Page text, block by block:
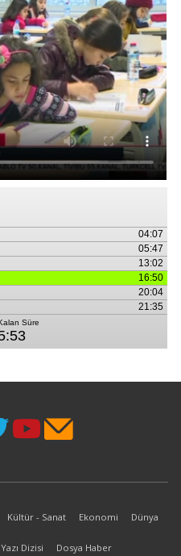
Kültür - Sanat Ekonomi Dünya
Yazı Dizisi Dosya Haber